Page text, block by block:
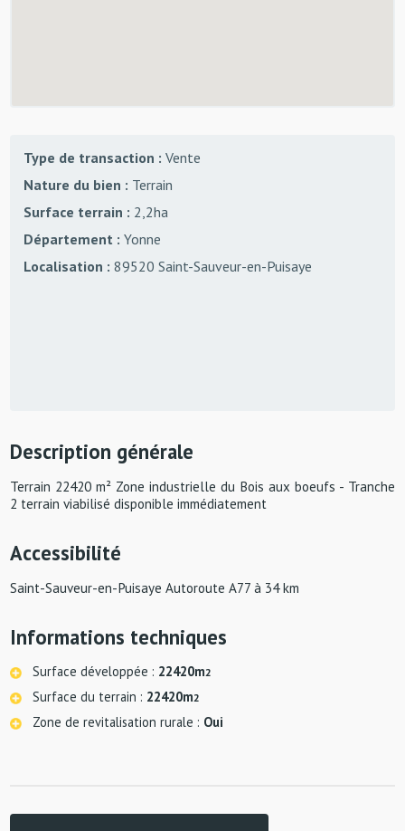
Type de transaction : Vente
Nature du bien : Terrain
Surface terrain : 2,2ha
Département : Yonne
Localisation : 89520 Saint-Sauveur-en-Puisaye
Description générale
Terrain 22420 m² Zone industrielle du Bois aux boeufs - Tranche
2 terrain viabilisé disponible immédiatement
Accessibilité
Saint-Sauveur-en-Puisaye Autoroute A77 à 34 km
Informations techniques
Surface développée : 22420m2
Surface du terrain : 22420m2
Zone de revitalisation rurale : Oui